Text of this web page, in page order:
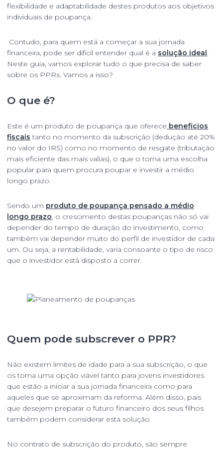
flexibilidade e adaptabilidade destes produtos aos objetivos
individuais de poupança.
Contudo, para quem está a começar a sua jornada
financeira, pode ser difícil entender qual é a solução ideal.
Neste guia, vamos explorar tudo o que precisa de saber
sobre os PPRs. Vamos a isso?
O que é?
Este é um produto de poupança que oferece benefícios
fiscais tanto no momento da subscrição (dedução até 20%
no valor do IRS) como no momento de resgate (tributação
mais eficiente das mais valias), o que o torna uma escolha
popular para quem procura poupar e investir a médio
longo prazo.
Sendo um produto de poupança pensado a médio
longo prazo, o crescimento destas poupanças não só vai
depender do tempo de duração do investimento, como
também vai depender muito do perfil de investidor de cada
um. Ou seja, a rentabilidade, varia consoante o tipo de risco
que o investidor está disposto a correr.
Quem pode subscrever o PPR?
Não existem limites de idade para a sua subscrição, o que
os torna uma opção viável tanto para jovens investidores
que estão a iniciar a sua jornada financeira como para
aqueles que se aproximam da reforma. Além disso, pais
que desejem preparar o futuro financeiro dos seus filhos
também podem considerar esta solução.
No contrato de subscrição do produto, são sempre